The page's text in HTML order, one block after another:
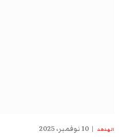
الهدهد 10 نوفمبر، 2025